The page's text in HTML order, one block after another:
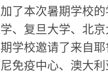
加了本次暑期学校
学、复旦大学、北
期学校邀请了来自
尼免疫中心、澳大